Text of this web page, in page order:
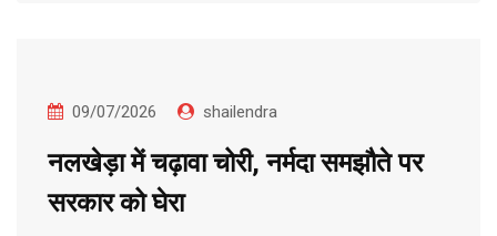
09/07/2026 shailendra
नलखेड़ा में चढ़ावा चोरी, नर्मदा समझौते पर
सरकार को घेरा